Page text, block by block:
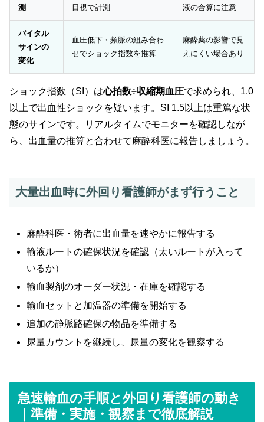
測
目視で計測
液の合算に注意
バイタル
サインの
変化
血圧低下・頻脈の組み合わ
せでショック指数を推算
麻酔薬の影響で見
えにくい場合あり
ショック指数（SI）は心拍数÷収縮期血圧で求められ、1.0
以上で出血性ショックを疑います。SI 1.5以上は重篤な状
態のサインです。リアルタイムでモニターを確認しなが
ら、出血量の推算と合わせて麻酔科医に報告しましょう。
大量出血時に外回り看護師がまず行うこと
麻酔科医・術者に出血量を速やかに報告する
輸液ルートの確保状況を確認（太いルートが入って
いるか）
輸血製剤のオーダー状況・在庫を確認する
輸血セットと加温器の準備を開始する
追加の静脈路確保の物品を準備する
尿量カウントを継続し、尿量の変化を観察する
急速輸血の手順と外回り看護師の動き
｜準備・実施・観察まで徹底解説